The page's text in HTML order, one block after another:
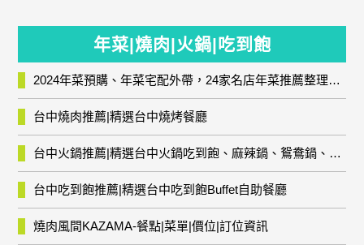
年菜|燒肉|火鍋|吃到飽
2024年菜預購、年菜宅配外帶，24家名店年菜推薦整理，圍爐輕鬆上菜團圓趣
台中燒肉推薦|精選台中燒烤餐廳
台中火鍋推薦|精選台中火鍋吃到飽、麻辣鍋、鴛鴦鍋、石頭火鍋、酸菜白肉鍋、海鮮鍋、燒酒雞、麻油雞、壽喜燒等熱門人氣火鍋店!
台中吃到飽推薦|精選台中吃到飽Buffet自助餐廳
燒肉風間KAZAMA-餐點|菜單|價位|訂位資訊